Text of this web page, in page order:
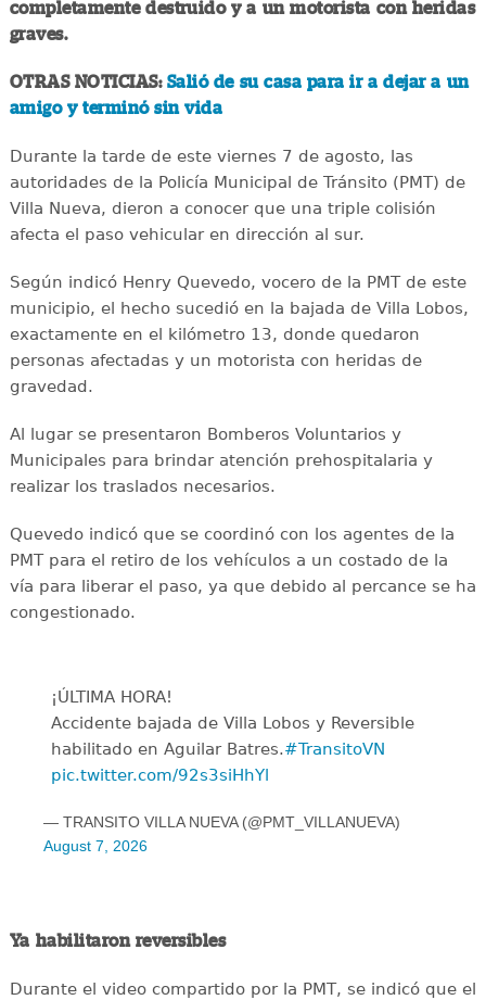
completamente destruido y a un motorista con heridas
graves.
OTRAS NOTICIAS: Salió de su casa para ir a dejar a un
amigo y terminó sin vida
Durante la tarde de este viernes 7 de agosto, las
autoridades de la Policía Municipal de Tránsito (PMT) de
Villa Nueva, dieron a conocer que una triple colisión
afecta el paso vehicular en dirección al sur.
Según indicó Henry Quevedo, vocero de la PMT de este
municipio, el hecho sucedió en la bajada de Villa Lobos,
exactamente en el kilómetro 13, donde quedaron
personas afectadas y un motorista con heridas de
gravedad.
Al lugar se presentaron Bomberos Voluntarios y
Municipales para brindar atención prehospitalaria y
realizar los traslados necesarios.
Quevedo indicó que se coordinó con los agentes de la
PMT para el retiro de los vehículos a un costado de la
vía para liberar el paso, ya que debido al percance se ha
congestionado.
¡ÚLTIMA HORA!
Accidente bajada de Villa Lobos y Reversible
habilitado en Aguilar Batres.#TransitoVN
pic.twitter.com/92s3siHhYl
— TRANSITO VILLA NUEVA (@PMT_VILLANUEVA)
August 7, 2026
Ya habilitaron reversibles
Durante el video compartido por la PMT, se indicó que el